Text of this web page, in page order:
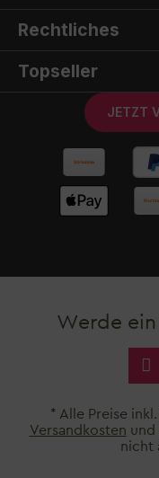
Rechtliches
Topseller
JETZT
Werde
* Alle Preise
Versandkosten und
nicht